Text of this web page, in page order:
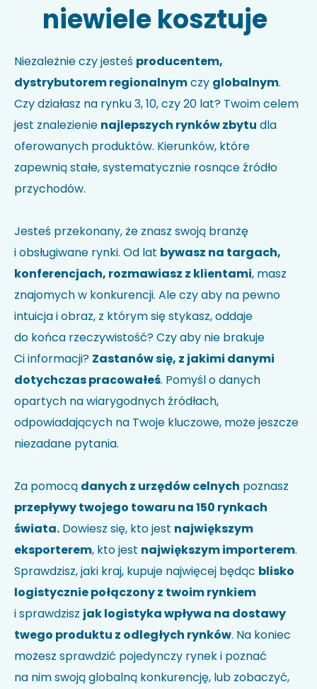
wyszukiwarce kodów.
Uwagi
Akceptuję politykę prywatności i wyrażam zgodę na
przetwarzanie moich danych w celu udzielenia
odpowiedzi na przesłane zapytanie.
niewiele kosztuje
Niezależnie czy jesteś producentem,
dystrybutorem regionalnymczy globalnym.
Czy działasz na rynku 3, 10, czy 20 lat? Twoim celem
jest znalezienie najlepszych rynków zbytu dla
oferowanych produktów. Kierunków, które
zapewnią stałe, systematycznie rosnące źródło
przychodów.
Jesteś przekonany, że znasz swoją branżę
i obsługiwane rynki. Od lat bywasz na targach,
konferencjach, rozmawiasz z klientami, masz
znajomych w konkurencji. Ale czy aby na pewno
intuicja i obraz, z którym się stykasz, oddaje
do końca rzeczywistość? Czy aby nie brakuje
Ci informacji? Zastanów się, z jakimi danymi
dotychczas pracowałeś. Pomyśl o danych
opartych na wiarygodnych źródłach,
odpowiadających na Twoje kluczowe, może jeszcze
niezadane pytania.
Za pomocą danych z urzędów celnych poznasz
przepływy twojego towaru na 150 rynkach
świata. Dowiesz się, kto jest największym
eksporterem, kto jest największym importerem.
Sprawdzisz, jaki kraj, kupuje najwięcej będąc blisko
logistycznie połączony z twoim rynkiem
i sprawdzisz jak logistyka wpływa na dostawy
twego produktu z odległych rynków. Na koniec
możesz sprawdzić pojedynczy rynek i poznać
na nim swoją globalną konkurencję, lub zobaczyć,